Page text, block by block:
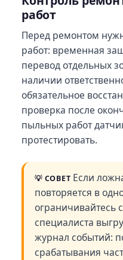
работ
Перед ремонтом
работ: временная
перевод отдельных
наличии
обязательное
проверка после
пыльных работ
протестировать.
💡 СОВЕТ Если
повторяется в
ограничивайтесь
специалиста
журнал событий:
срабатывания